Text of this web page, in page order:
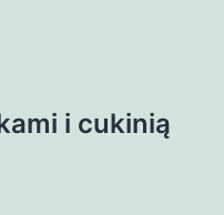
i cukinią